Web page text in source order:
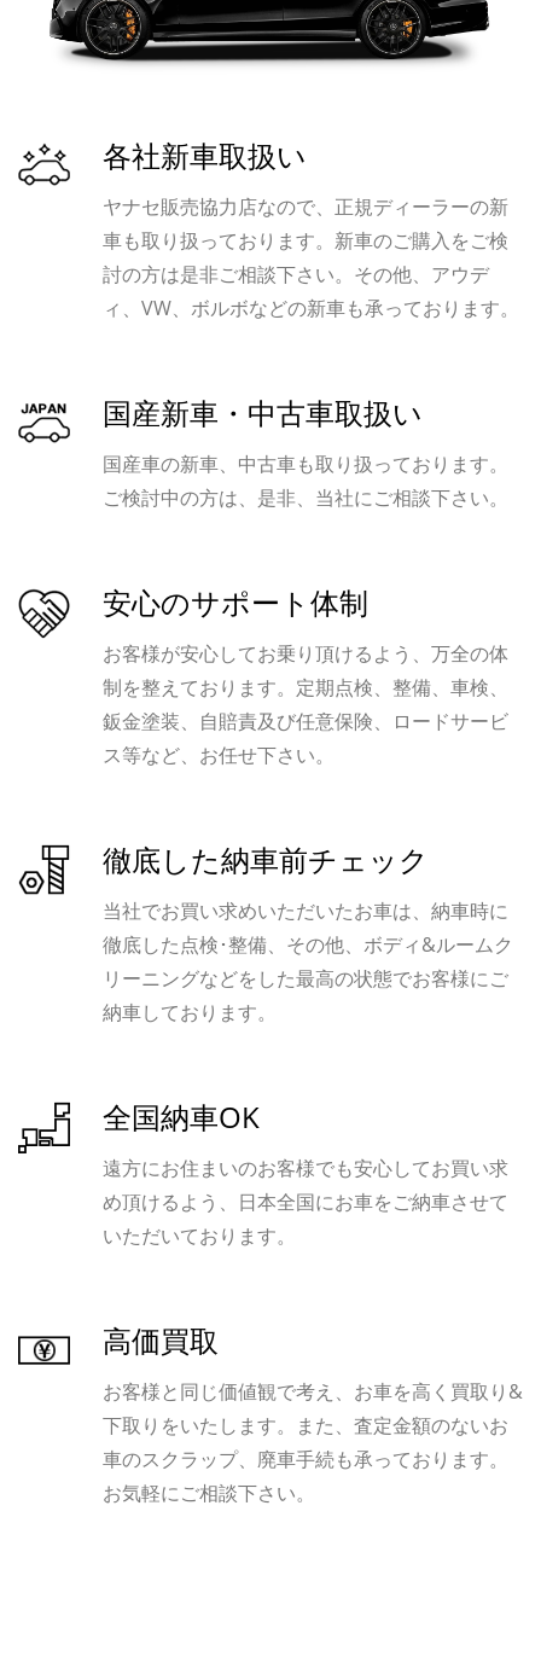
各社新車取扱い
ヤナセ販売協力店なので、正規ディーラーの新
車も取り扱っております。新車のご購入をご検
討の方は是非ご相談下さい。その他、アウデ
ィ、VW、ボルボなどの新車も承っております。
国産新車・中古車取扱い
国産車の新車、中古車も取り扱っております。
ご検討中の方は、是非、当社にご相談下さい。
安心のサポート体制
お客様が安心してお乗り頂けるよう、万全の体
制を整えております。定期点検、整備、車検、
鈑金塗装、自賠責及び任意保険、ロードサービ
ス等など、お任せ下さい。
徹底した納車前チェック
当社でお買い求めいただいたお車は、納車時に
徹底した点検･整備、その他、ボディ&ルームク
リーニングなどをした最高の状態でお客様にご
納車しております。
全国納車OK
遠方にお住まいのお客様でも安心してお買い求
め頂けるよう、日本全国にお車をご納車させて
いただいております。
高価買取
お客様と同じ価値観で考え、お車を高く買取り&
下取りをいたします。また、査定金額のないお
車のスクラップ、廃車手続も承っております。
お気軽にご相談下さい。